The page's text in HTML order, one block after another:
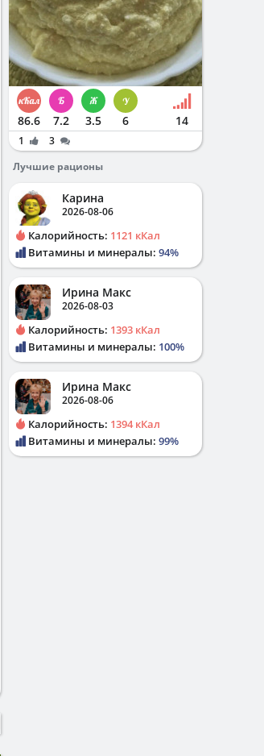
86.6 7.2 3.5 6 14
1
3
Лучшие рационы
Карина
2026-08-06
Калорийность: 1121 кКал
Витамины и минералы: 94%
Ирина Макс
2026-08-03
Калорийность: 1393 кКал
Витамины и минералы: 100%
Ирина Макс
2026-08-06
Калорийность: 1394 кКал
Витамины и минералы: 99%